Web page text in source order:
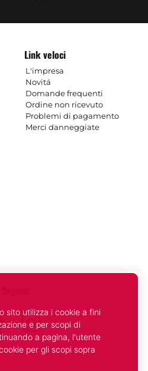
Link veloci
L'impresa
Novitá
Domande frequenti
Ordine non ricevuto
Problemi di pagamento
Merci danneggiate
Facebook
Instagram
sito utilizza i cookie a fini
e per scopi di
a pagina, l'utente
per gli scopi sopra